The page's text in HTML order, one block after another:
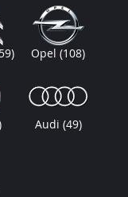
Opel(108)
Audi (49)